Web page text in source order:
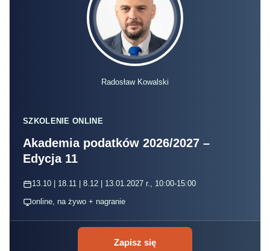
Radosław Kowalski
SZKOLENIE ONLINE
Akademia podatków 2026/2027 –
Edycja 11
13.10 | 18.11 | 8.12 | 13.01.2027 r., 10:00-15:00
online, na żywo + nagranie
Zapisz się